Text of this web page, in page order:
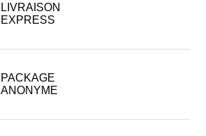
LIVRAISON
EXPRESS
PACKAGE
ANONYME